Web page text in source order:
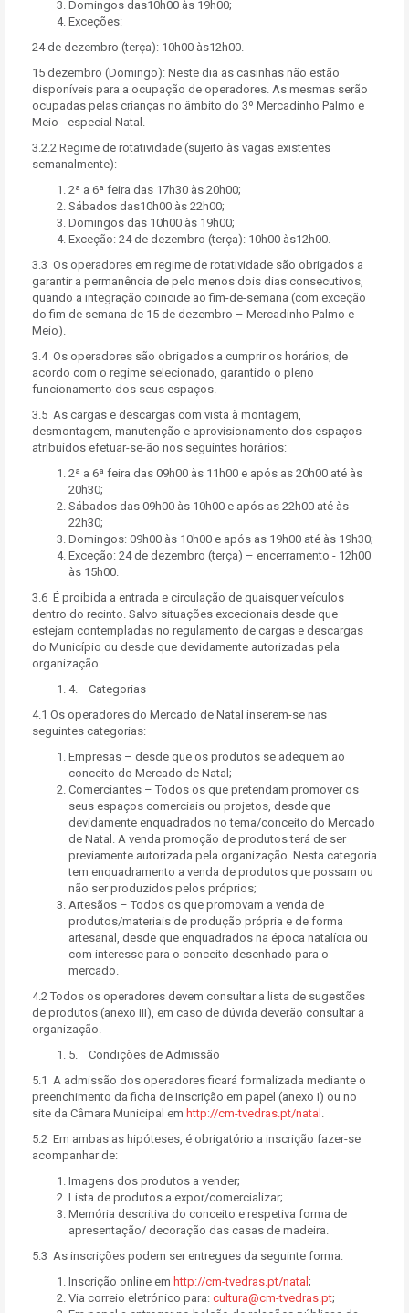
Domingos das10h00 às 19h00;
Exceções:
24 de dezembro (terça): 10h00 às12h00.
15 dezembro (Domingo): Neste dia as casinhas não estão
disponíveis para a ocupação de operadores. As mesmas serão
ocupadas pelas crianças no âmbito do 3º Mercadinho Palmo e
Meio - especial Natal.
3.2.2 Regime de rotatividade (sujeito às vagas existentes
semanalmente):
2ª a 6ª feira das 17h30 às 20h00;
Sábados das10h00 às 22h00;
Domingos das 10h00 às 19h00;
Exceção: 24 de dezembro (terça): 10h00 às12h00.
3.3 Os operadores em regime de rotatividade são obrigados a
garantir a permanência de pelo menos dois dias consecutivos,
quando a integração coincide ao fim-de-semana (com exceção
do fim de semana de 15 de dezembro – Mercadinho Palmo e
Meio).
3.4 Os operadores são obrigados a cumprir os horários, de
acordo com o regime selecionado, garantido o pleno
funcionamento dos seus espaços.
3.5 As cargas e descargas com vista à montagem,
desmontagem, manutenção e aprovisionamento dos espaços
atribuídos efetuar-se-ão nos seguintes horários:
2ª a 6ª feira das 09h00 às 11h00 e após as 20h00 até às
20h30;
Sábados das 09h00 às 10h00 e após as 22h00 até às
22h30;
Domingos: 09h00 às 10h00 e após as 19h00 até às 19h30;
Exceção: 24 de dezembro (terça) – encerramento - 12h00
às 15h00.
3.6 É proibida a entrada e circulação de quaisquer veículos
dentro do recinto. Salvo situações excecionais desde que
estejam contempladas no regulamento de cargas e descargas
do Município ou desde que devidamente autorizadas pela
organização.
4. Categorias
4.1 Os operadores do Mercado de Natal inserem-se nas
seguintes categorias:
Empresas – desde que os produtos se adequem ao
conceito do Mercado de Natal;
Comerciantes – Todos os que pretendam promover os
seus espaços comerciais ou projetos, desde que
devidamente enquadrados no tema/conceito do Mercado
de Natal. A venda promoção de produtos terá de ser
previamente autorizada pela organização. Nesta categoria
tem enquadramento a venda de produtos que possam ou
não ser produzidos pelos próprios;
Artesãos – Todos os que promovam a venda de
produtos/materiais de produção própria e de forma
artesanal, desde que enquadrados na época natalícia ou
com interesse para o conceito desenhado para o
mercado.
4.2 Todos os operadores devem consultar a lista de sugestões
de produtos (anexo III), em caso de dúvida deverão consultar a
organização.
5. Condições de Admissão
5.1 A admissão dos operadores ficará formalizada mediante o
preenchimento da ficha de Inscrição em papel (anexo I) ou no
site da Câmara Municipal em http://cm-tvedras.pt/natal .
5.2 Em ambas as hipóteses, é obrigatório a inscrição fazer-se
acompanhar de:
Imagens dos produtos a vender;
Lista de produtos a expor/comercializar;
Memória descritiva do conceito e respetiva forma de
apresentação/ decoração das casas de madeira.
5.3 As inscrições podem ser entregues da seguinte forma:
Inscrição online em http://cm-tvedras.pt/natal ;
Via correio eletrónico para: cultura@cm-tvedras.pt;